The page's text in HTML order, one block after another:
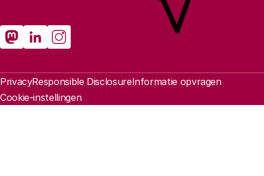
Sociale media
Rathenau Mastodon
Rathenau LinkedIn
Rathenau Instagram
Juridische informatie
PrivacyResponsible DisclosureInformatie opvragen
Cookie-instellingen